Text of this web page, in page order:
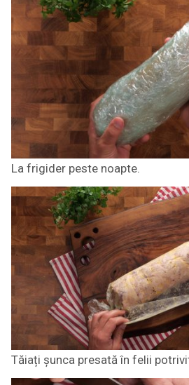
La frigider peste noapte.
Tăiați șunca presată în felii